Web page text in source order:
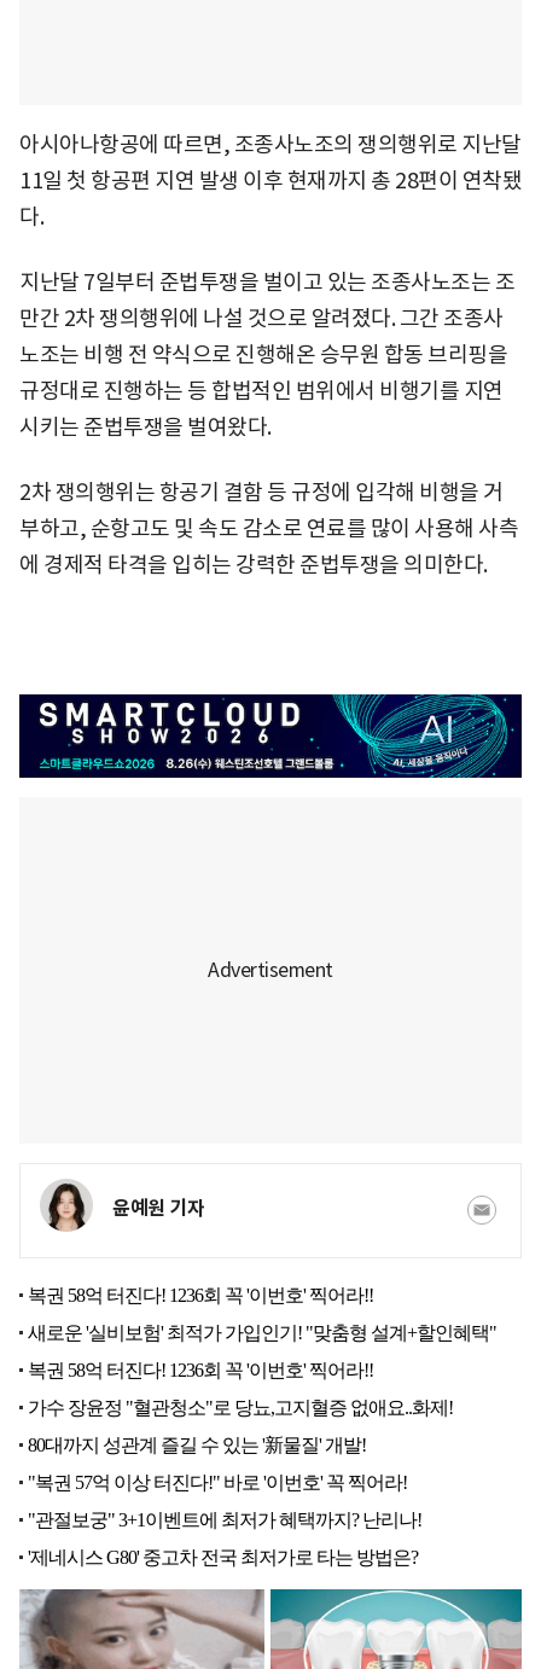
아시아나항공에 따르면, 조종사노조의 쟁의행위로 지난달
11일 첫 항공편 지연 발생 이후 현재까지 총 28편이 연착됐
다.
지난달 7일부터 준법투쟁을 벌이고 있는 조종사노조는 조
만간 2차 쟁의행위에 나설 것으로 알려졌다. 그간 조종사
노조는 비행 전 약식으로 진행해온 승무원 합동 브리핑을
규정대로 진행하는 등 합법적인 범위에서 비행기를 지연
시키는 준법투쟁을 벌여왔다.
2차 쟁의행위는 항공기 결함 등 규정에 입각해 비행을 거
부하고, 순항고도 및 속도 감소로 연료를 많이 사용해 사측
에 경제적 타격을 입히는 강력한 준법투쟁을 의미한다.
윤예원 기자